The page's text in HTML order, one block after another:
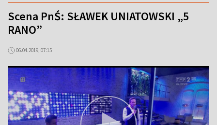
Scena PnŚ: SŁAWEK UNIATOWSKI „5
RANO”
06.04.2019, 07:15